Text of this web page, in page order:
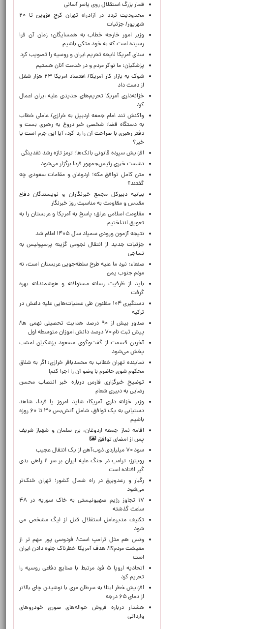
قمار بزرگ استقلال روی یاسر آسانی
محدودیت تردد در آزادراه تهران کرج قزوین تا ۲۰
شهریور/ جزئیات
وزیر امور خارجه خطاب به همسایگان: زمان آن فرا
رسیده است که به خود متکی باشیم
سنای آمریکا لایحه تحریم ایران و روسیه را تصویب کرد
پزشکیان: ما نوکر مردم و در خدمت آنان هستیم
شوک به بازار کار آمریکا/ اقتصاد امریکا ۲۳ هزار شغل
از دست داد
خزانه‌داری آمریکا تحریم‌های جدیدی علیه ایران اعمال
کرد
واکنش تند امام جمعه اردبیل به خرازی/ عاملی خطاب
به دستگاه قضا: شخصی خبر دروغ به رهبری بست و
دفتر رهبری با صراحت آن را رد کرد، آیا این جرم است یا
خیر؟
افزایش سپرده قانونی بانک‌ها؛ ترمز تازه رشد نقدینگی
نشست خبری رئیس‌جمهور فردا برگزار می‌شود
متن کامل توافق مکه؛ اردوغان و مقامات سعودی چه
گفتند؟
بیانیه دبیرکل مجمع خبرنگاران و نویسندگان دفاع
مقدس و مقاومت به مناسبت روز خبرنگار
مقاومت اسلامی عراق: پاسخ به آمریکا و عربستان را به
تعویق انداختیم
نتیجه آزمون ورودی سمپاد سال ۱۴۰۵ اعلام شد
جزئیات جدید از انتقال نجومی گزینه پرسپولیس به
نساجی
صنعاء: نبرد ما علیه طرح سلطه‌جویی عربستان است، نه
مردم جنوب یمن
باید از ظرفیت رسانه مسئولانه و هوشمندانه بهره
گرفت
دستگیری ۱۰۴ مظنون طی عملیات‌هایی علیه داعش در
ترکیه
صدور بیش از ۹۰ درصد هدایت تحصیلی نهمی ها/
پیش ثبت نام ۷۰ درصد دانش اموزان متوسطه اول
آخرین قسمت از گفت‌وگوی مسعود پزشکیان امشب
پخش می‌شود
نماینده تهران خطاب به محمدباقر خرازی: اگر به شلاق
محکوم شوی حاضرم با وضو آن را اجرا کنم!
توضیح خبرگزاری فارس درباره خبر انتصاب محسن
رضایی به دبیری شعام
وزیر خزانه داری آمریکا: شاید امروز یا فردا، شاهد
دستیابی به یک توافق، شامل آتش‌بس ۳۰ تا ۶۰ روزه
باشیم
اقامه نماز جمعه اردوغان، بن ‌سلمان و شهباز شریف
پس از امضای توافق
سود ۷۰ میلیاردی ذوب‌آهن از یک انتقال عجیب
رویترز: ترامپ در جنگ علیه ایران بر سر ۲ راهی بدی
گیر افتاده است
رگبار و رعدوبرق در راه شمال کشور؛ تهران خنک‌تر
می‌شود
۱۷ تجاوز رژیم صهیونیستی به خاک سوریه در ۴۸
ساعت گذشته
تکلیف مدیرعامل استقلال قبل از لیگ مشخص می
شود
ونس هم مثل ترامپ است/ فردوسی پور مهم تر از
معیشت مردم؟!/ هدف آمریکا خطرناک جلوه دادن ایران
است
اتحادیه اروپا ۵ فرد مرتبط با صنایع دفاعی روسیه را
تحریم کرد
افزایش خطر ابتلا به سرطان مری با نوشیدن چای بالاتر
از دمای ۶۵ درجه
هشدار درباره فروش حواله‌های صوری خودروهای
وارداتی